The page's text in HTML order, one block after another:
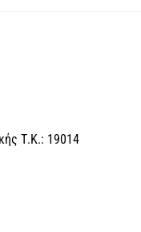
Τ.Κ.: 19014